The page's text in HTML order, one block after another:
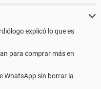
explicó lo que es
para comprar más en
WhatsApp sin borrar la